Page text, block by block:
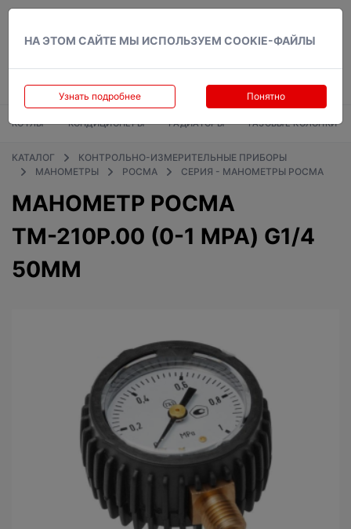
НА ЭТОМ САЙТЕ МЫ ИСПОЛЬЗУЕМ COOKIE-ФАЙЛЫ
Узнать подробнее Понятно
КОТЛЫ КОНДИЦИОНЕРЫ РАДИАТОРЫ ГАЗОВЫЕ КОЛОНКИ
КАТАЛОГ
КОНТРОЛЬНО-ИЗМЕРИТЕЛЬНЫЕ ПРИБОРЫ
МАНОМЕТРЫ
РОСМА СЕРИЯ - МАНОМЕТРЫ РОСМА
МАНОМЕТР РОСМА
ТМ-210Р.00 (0-1 MPA) G1/4
50ММ